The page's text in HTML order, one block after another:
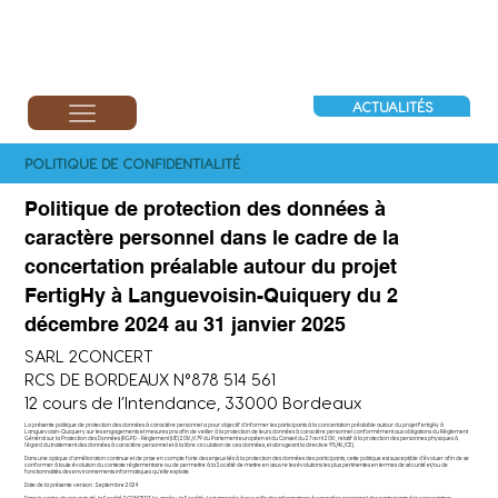
ACTUALITÉS
Politique de protection des données à
caractère personnel dans le cadre de la
concertation préalable autour du projet
FertigHy à Languevoisin-Quiquery du 2
décembre 2024 au 31 janvier 2025
SARL 2CONCERT
RCS DE BORDEAUX N°878 514 561
12 cours de l’Intendance, 33000 Bordeaux
La présente politique de protection des données à caractère personnel a pour objectif d’informer les participants à la concertation préalable autour du projet FertigHy à
Languevoisin-Quiquery sur les engagements et mesures pris afin de veiller à la protection de leurs données à caractère personnel conformément aux obligations du Règlement
Général sur la Protection des Données (RGPD - Règlement (UE) 2016/679 du Parlement européen et du Conseil du 27 avril 2016, relatif à la protection des personnes physiques à
l'égard du traitement des données à caractère personnel et à la libre circulation de ces données, et abrogeant la directive 95/46/CE).
Dans une optique d’amélioration continue et de prise en compte forte des enjeux liés à la protection des données des participants, cette politique est susceptible d’évoluer afin de se
conformer à toute évolution du contexte règlementaire ou de permettre à la Société de mettre en œuvre les évolutions les plus pertinentes en termes de sécurité et/ou de
fonctionnalités des environnements informatiques qu’elle exploite.
Date de la présente version : Septembre 2024
POLITIQUE DE CONFIDENTIALITÉ